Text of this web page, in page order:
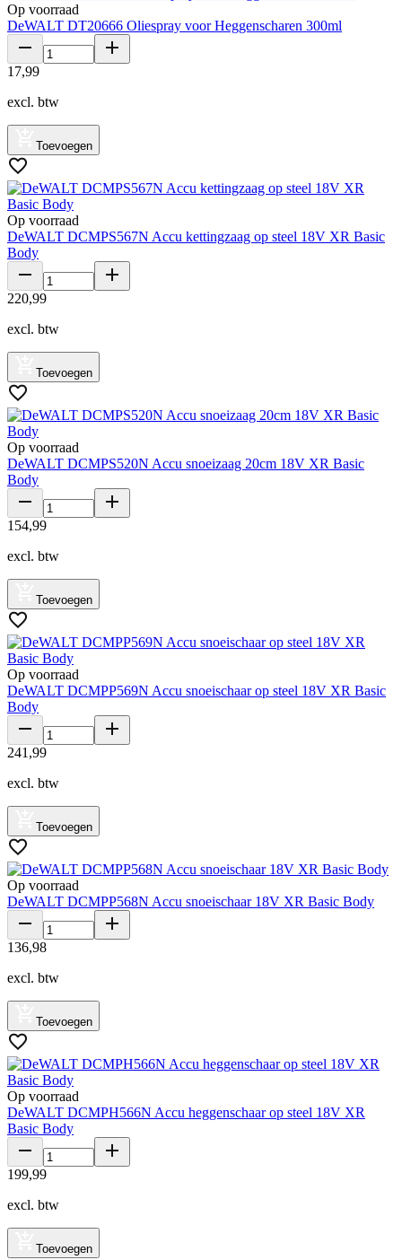
Op voorraad
DeWALT DT20666 Oliespray voor Heggenscharen 300ml
17,99
excl. btw
Toevoegen
Op voorraad
DeWALT DCMPS567N Accu kettingzaag op steel 18V XR Basic
Body
220,99
excl. btw
Toevoegen
Op voorraad
DeWALT DCMPS520N Accu snoeizaag 20cm 18V XR Basic
Body
154,99
excl. btw
Toevoegen
Op voorraad
DeWALT DCMPP569N Accu snoeischaar op steel 18V XR Basic
Body
241 ,99
excl. btw
Toevoegen
Op voorraad
DeWALT DCMPP568N Accu snoeischaar 18V XR Basic Body
136,98
excl. btw
Toevoegen
Op voorraad
DeWALT DCMPH566N Accu heggenschaar op steel 18V XR
Basic Body
199,99
excl. btw
Toevoegen